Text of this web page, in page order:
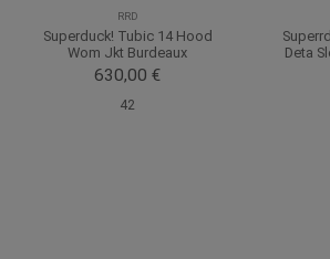
RRD
Superduck! Tubic 14 Hood
Wom Jkt Burdeaux
630,00 €
42
Deta